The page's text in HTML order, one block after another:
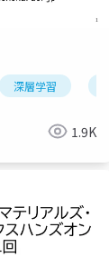
深層学習
1.9K